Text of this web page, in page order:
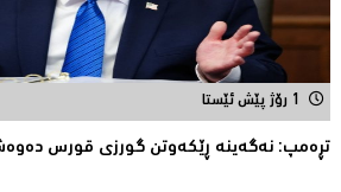
1 رۆژ پێش ئێستا
تڕه‌مپ: نه‌گه‌ینه‌ ڕێكه‌وتن گورزی قورس